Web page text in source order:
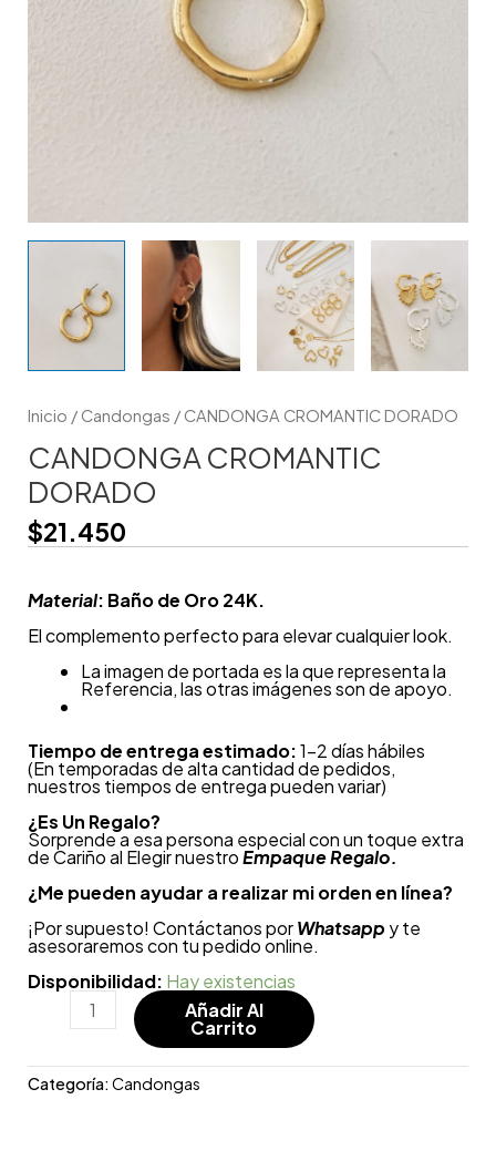
Inicio / Candongas / CANDONGA CROMANTIC DORADO
CANDONGA CROMANTIC
DORADO
$21.450
Material: Baño de Oro 24K.
El complemento perfecto para elevar cualquier look.
La imagen de portada es la que representa la
Referencia, las otras imágenes son de apoyo.
Tiempo de entrega estimado:1-2 días hábiles
(En temporadas de alta cantidad de pedidos,
nuestros tiempos de entrega pueden variar)
¿Es Un Regalo?
Sorprende a esa persona especial con un toque extra
de Cariño al Elegir nuestroEmpaque Regalo.
¿Me pueden ayudar a realizar mi orden en línea?
¡Por supuesto! Contáctanos porWhatsapp y te
asesoraremos con tu pedido online.
Disponibilidad: Hay existencias
Añadir Al
Carrito
Categoría:Candongas